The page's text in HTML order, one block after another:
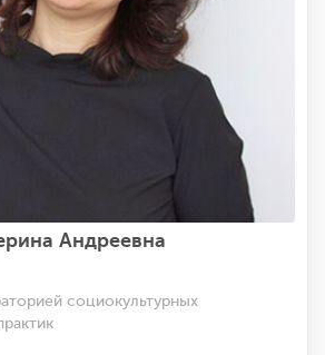
Андреевна
социокультурных